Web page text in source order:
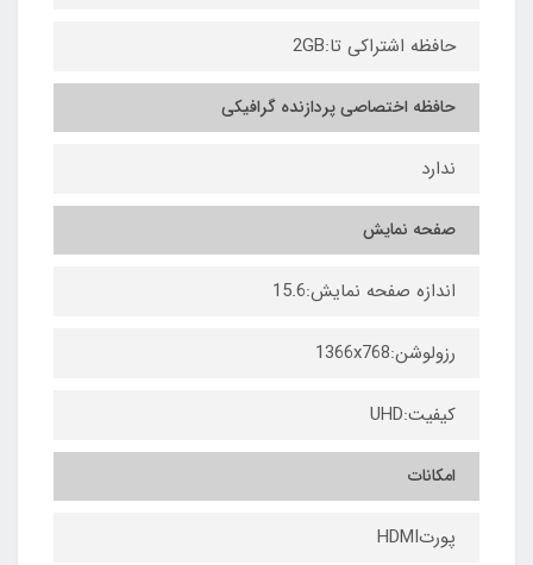
حافظه اشتراکی تا:2GB
حافظه اختصاصی پردازنده گرافیکی
ندارد
صفحه نمایش
اندازه صفحه نمایش:15.6
رزولوشن:1366x768
کیفیت:UHD
امکانات
پورتHDMI